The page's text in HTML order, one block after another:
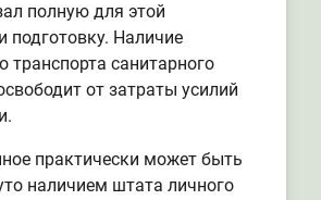
полную для этой
подготовку. Наличие
транспорта санитарного
от затраты усилий
практически может быть
наличием штата личного